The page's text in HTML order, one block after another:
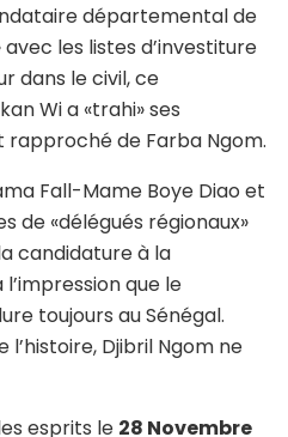
départemental de
avec les listes d’investiture
dans le civil, ce
Wi a «trahi» ses
rapproché de Farba Ngom.
Fall-Mame Boye Diao et
de «délégués régionaux»
candidature à la
que le
toujours au Sénégal.
Djibril Ngom ne
esprits le 28 Novembre